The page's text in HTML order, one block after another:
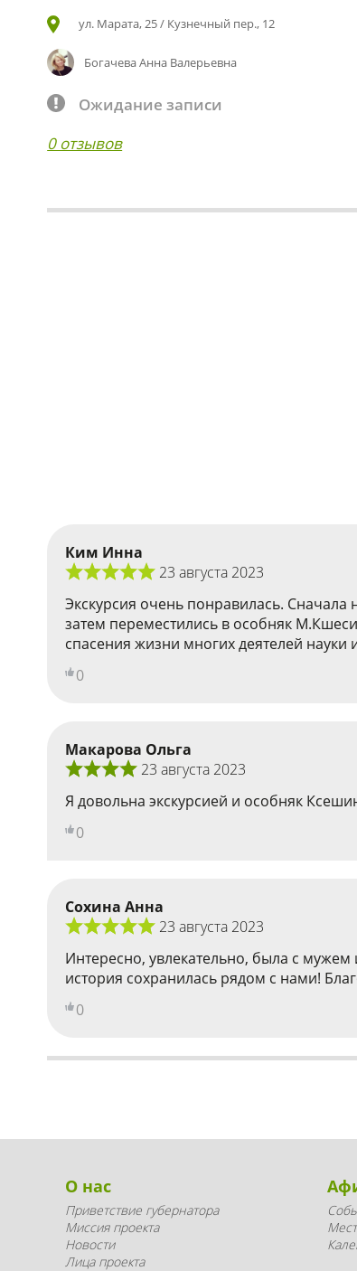
ул. Марата, 25 / Кузнечный пер., 12
Богачева Анна Валерьевна
Ожидание записи
0 отзывов
Ким Инна
23 августа 2023
Экскурсия очень понравилась.
затем переместились в особняк
спасения жизни многих деятелей
0
Макарова Ольга
23 августа 2023
Я довольна экскурсией и особняк
0
Сохина Анна
23 августа 2023
Интересно, увлекательно, была с
история сохранилась рядом с нами!
0
О нас
Приветствие губернатора
Миссия проекта
Новости
Лица проекта